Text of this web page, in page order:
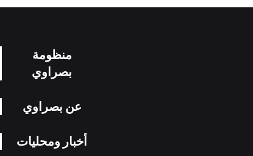
منظومة
بصراوي
عن بصراوي
أخبار ومحليات